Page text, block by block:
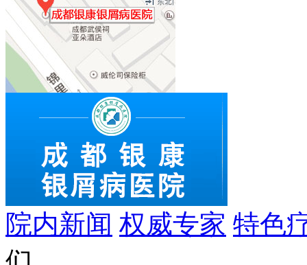
院内新闻 权威专家 特色